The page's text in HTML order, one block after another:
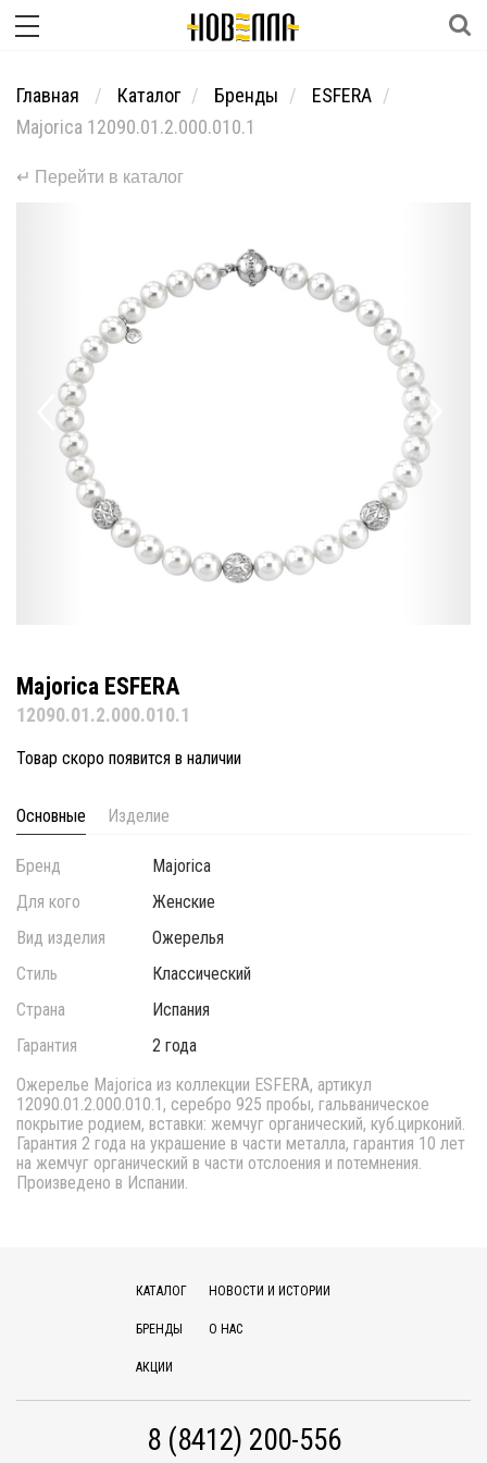
Главная Каталог Бренды
ESFERA
Majorica 12090.01.2.000.010.1
↵ Перейти в каталог
Majorica ESFERA
12090.01.2.000.010.1
Товар скоро появится в наличии
Основные Изделие
Бренд
Majorica
Для кого
Женские
Вид изделия
Ожерелья
Стиль
Классический
Страна
Испания
Гарантия
2 года
Ожерелье Majorica из коллекции ESFERA, артикул
12090.01.2.000.010.1, серебро 925 пробы, гальваническое
покрытие родием, вставки: жемчуг органический, куб.цирконий.
Гарантия 2 года на украшение в части металла, гарантия 10 лет
на жемчуг органический в части отслоения и потемнения.
Произведено в Испании.
КАТАЛОГ
БРЕНДЫ
АКЦИИ
НОВОСТИ И ИСТОРИИ
О НАС
8 (8412) 200-556